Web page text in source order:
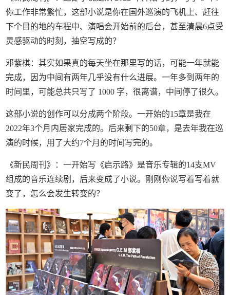
你工作非常繁忙，这部小说是你在国外巡演的飞机上、赶往
下个目的地的车程中、演唱会开始前的后台，甚至清晨6点受
灵感驱动的时刻，抽空写成的？
邓紫棋：其实如果真的每天坐在那里写的话，可能一年就能
完成，因为中间有两年几乎没有什么进展。一年多到两年的
时间里，可能总共只写了 1000 字，很离谱，中间停了很久。
这部小说的创作可以分成两个阶段。一开始的15章是我在
2022年3个月内居家完成的。后来剩下的50章，是去年我在巡
演的时候，用了大约7个月的时间写完的。
《新民周刊》：一开始写《启示路》是音乐专辑的14支MV
组成的音乐连续剧，后来变成了小说。刚刚你说写着写着就
变了，怎么会发生转变的？